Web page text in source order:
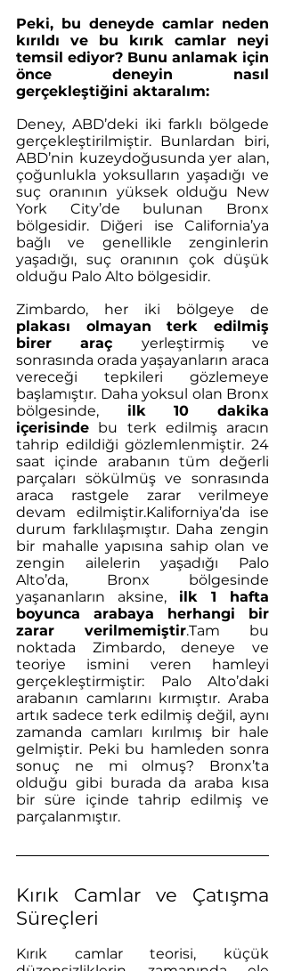
Peki, bu deneyde camlar neden
kırıldı ve bu kırık camlar neyi
temsil ediyor? Bunu anlamak için
önce deneyin nasıl
gerçekleştiğini aktaralım:
Deney, ABD’deki iki farklı bölgede
gerçekleştirilmiştir. Bunlardan biri,
ABD’nin kuzeydoğusunda yer alan,
çoğunlukla yoksulların yaşadığı ve
suç oranının yüksek olduğu New
York City’de bulunan Bronx
bölgesidir. Diğeri ise California’ya
bağlı ve genellikle zenginlerin
yaşadığı, suç oranının çok düşük
olduğu Palo Alto bölgesidir.
plakası olmayan terk edilmiş
birer araç yerleştirmiş ve
sonrasında orada yaşayanların araca
vereceği tepkileri gözlemeye
başlamıştır. Daha yoksul olan Bronx
bölgesinde, ilk 10 dakika
içerisinde bu terk edilmiş aracın
tahrip edildiği gözlemlenmiştir. 24
saat içinde arabanın tüm değerli
parçaları sökülmüş ve sonrasında
araca rastgele zarar verilmeye
devam edilmiştir.Kaliforniya’da ise
durum farklılaşmıştır. Daha zengin
bir mahalle yapısına sahip olan ve
zengin ailelerin yaşadığı Palo
Alto’da, Bronx bölgesinde
yaşananların aksine, ilk 1 hafta
boyunca arabaya herhangi bir
zarar verilmemiştir.Tam bu
noktada Zimbardo, deneye ve
teoriye ismini veren hamleyi
gerçekleştirmiştir: Palo Alto’daki
arabanın camlarını kırmıştır. Araba
artık sadece terk edilmiş değil, aynı
zamanda camları kırılmış bir hale
gelmiştir. Peki bu hamleden sonra
sonuç ne mi olmuş? Bronx’ta
olduğu gibi burada da araba kısa
bir süre içinde tahrip edilmiş ve
parçalanmıştır.
Kırık Camlar ve Çatışma
Süreçleri
Kırık camlar teorisi, küçük